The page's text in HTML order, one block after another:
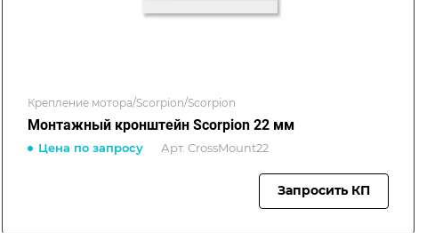
Крепление мотора/Scorpion/Scorpion
Монтажный кронштейн Scorpion 22 мм
Цена по запросу Арт. CrossMount22
Запросить КП